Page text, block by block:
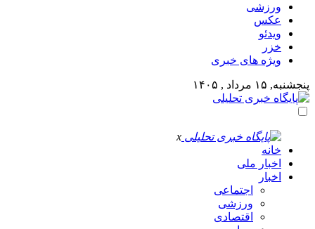
ورزشی
عکس
ویدئو
خزر
ویژه های خبری
پنجشنبه, ۱۵ مرداد , ۱۴۰۵
x
خانه
اخبار ملی
اخبار
اجتماعی
ورزشی
اقتصادی